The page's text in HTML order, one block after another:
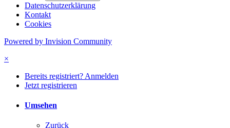
Datenschutzerklärung
Kontakt
Cookies
Powered by Invision Community
×
Bereits registriert? Anmelden
Jetzt registrieren
Umsehen
Zurück